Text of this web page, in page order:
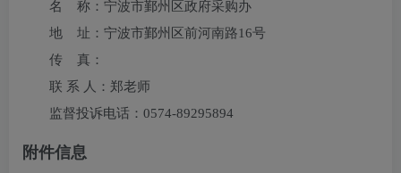
名 称：宁波市鄞州区政府采购办
地 址：宁波市鄞州区前河南路16号
传 真：
联 系 人：郑老师
监督投诉电话：0574-89295894
附件信息